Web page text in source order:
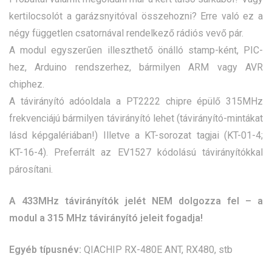
kertilocsolót a garázsnyitóval összehozni? Erre való ez a
négy független csatornával rendelkező rádiós vevő pár.
A modul egyszerűen illeszthető önálló stamp-ként, PIC-
hez, Arduino rendszerhez, bármilyen ARM vagy AVR
chiphez.
A távirányító adóoldala a PT2222 chipre épülő 315MHz
frekvenciájú bármilyen távirányító lehet (távirányító-mintákat
lásd képgalériában!) Illetve a KT-sorozat tagjai (KT-01-4;
KT-16-4). Preferrált az EV1527 kódolású távirányítókkal
párosítani.
A 433MHz távirányítók jelét NEM dolgozza fel – a
modul a 315 MHz távirányító jeleit fogadja!
Egyéb típusnév: QIACHIP RX-480E ANT, RX480, stb